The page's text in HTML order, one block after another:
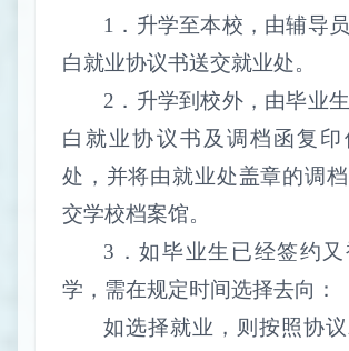
1 ．升学至本校，由辅导
白就业协议书送交就业处。
2 ．升学到校外，由毕业
白就业协议书及调档函复印
处，并将由就业处盖章的调
交学校档案馆。
3 ．如毕业生已经签约
学，需在规定时间选择去向：
如选择就业，则按照协